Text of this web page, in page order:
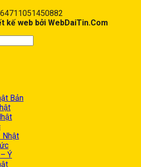
kế web bởi WebDaiTin.Com
Bản
Nhật
Ý